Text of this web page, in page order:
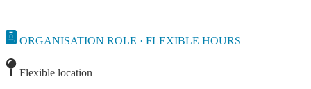
ORGANISATION ROLE · FLEXIBLE HOURS
Flexible location